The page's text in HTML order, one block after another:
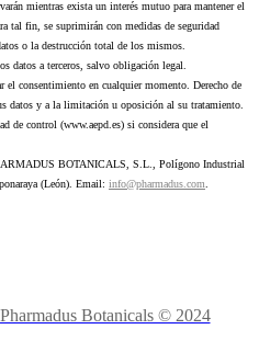
mientras exista un interés mutuo para mantener el
tal fin, se suprimirán con medidas de seguridad
o la destrucción total de los mismos.
datos a terceros, salvo obligación legal.
el consentimiento en cualquier momento. Derecho de
datos y a la limitación u oposición al su tratamiento.
de control (www.aepd.es) si considera que el
BOTANICALS, S.L., Polígono Industrial
(León). Email: info@pharmadus.com
Pharmadus Botanicals © 2024